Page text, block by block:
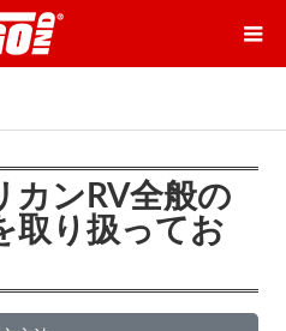
カンRV全般の
取り扱ってお